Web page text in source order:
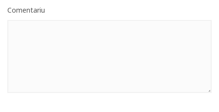
Comentariu